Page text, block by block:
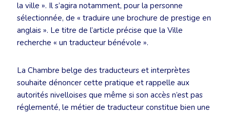
la ville ». Il s’agira notamment, pour la personne
sélectionnée, de « traduire une brochure de prestige en
anglais ». Le titre de l’article précise que la Ville
recherche « un traducteur bénévole ».
La Chambre belge des traducteurs et interprètes
souhaite dénoncer cette pratique et rappelle aux
autorités nivelloises que même si son accès n’est pas
réglementé, le métier de traducteur constitue bien une